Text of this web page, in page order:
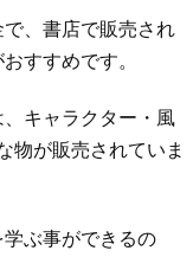
、書店で販売され
すすめです。
キャラクター・風
物が販売されていま
ぶ事ができるの